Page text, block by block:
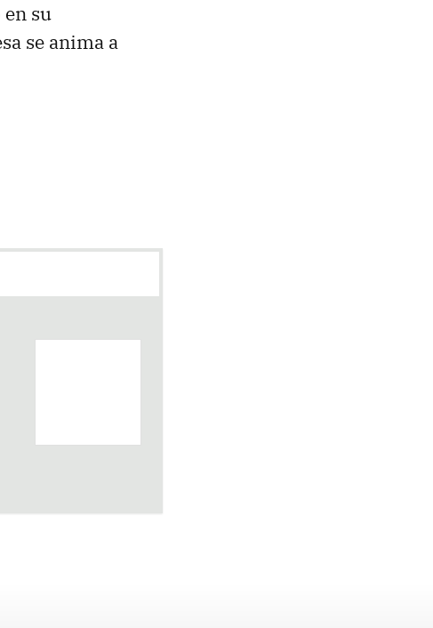
su
se anima a